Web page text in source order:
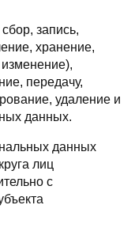
запись,
хранение,
передачу,
удаление и
данных.
данных
лиц
с